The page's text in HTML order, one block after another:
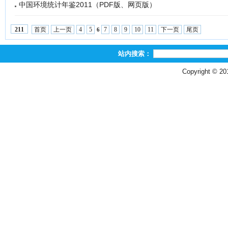
中国环境统计年鉴2011（PDF版、网页版）
211 首页 上一页 4 5 6 7 8 9 10 11 下一页 尾页
站内搜索：
Copyright ©